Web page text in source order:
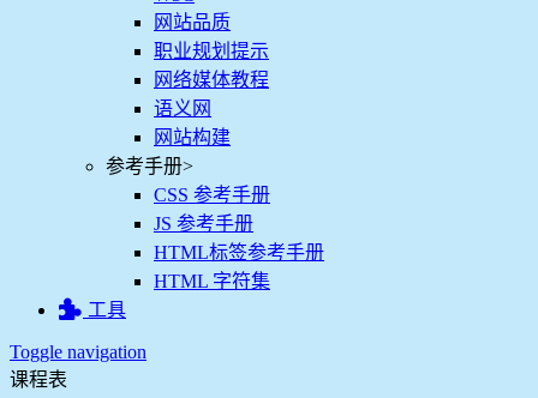
网站品质
职业规划提示
网络媒体教程
语义网
网站构建
参考手册>
CSS 参考手册
JS 参考手册
HTML标签参考手册
HTML 字符集
工具
Toggle navigation
课程表